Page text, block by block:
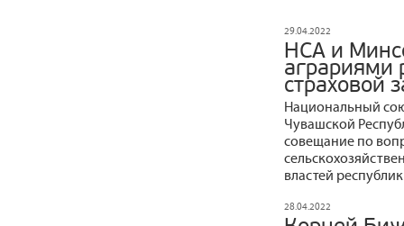
29.04.2022
НСА и
аграриями
страховой
Национальный
Чувашской
совещание по
властей
28.04.2022